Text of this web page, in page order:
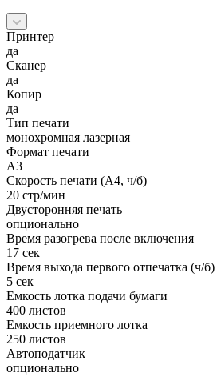
Принтер
да
Сканер
да
Копир
да
Тип печати
монохромная лазерная
Формат печати
A3
Скорость печати (А4, ч/б)
20 стр/мин
Двусторонняя печать
опционально
Время разогрева после включения
17 сек
Время выхода первого отпечатка (ч/б)
5 сек
Емкость лотка подачи бумаги
400 листов
Емкость приемного лотка
250 листов
Автоподатчик
опционально